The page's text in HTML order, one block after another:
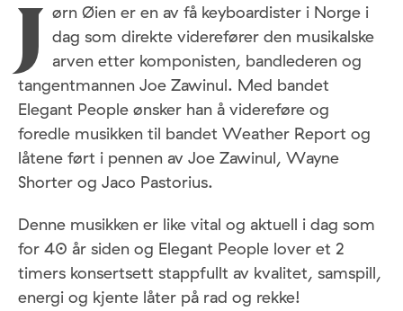
J
ørn Øien er en av få keyboardister i Norge i
dag som direkte viderefører den musikalske
arven etter komponisten, bandlederen og
tangentmannen Joe Zawinul. Med bandet
Elegant People ønsker han å videreføre og
foredle musikken til bandet Weather Report og
låtene ført i pennen av Joe Zawinul, Wayne
Shorter og Jaco Pastorius.
Denne musikken er like vital og aktuell i dag som
for 40 år siden og Elegant People lover et 2
timers konsertsett stappfullt av kvalitet, samspill,
energi og kjente låter på rad og rekke!